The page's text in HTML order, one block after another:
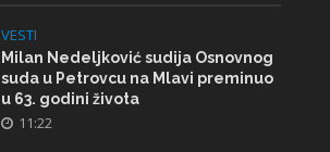
VESTI
Milan Nedeljković sudija Osnovnog
suda u Petrovcu na Mlavi preminuo
u 63. godini života
11:22